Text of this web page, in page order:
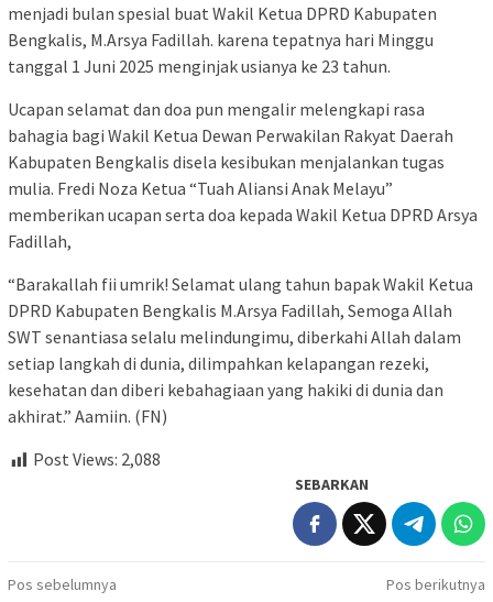
menjadi bulan spesial buat Wakil Ketua DPRD Kabupaten
Bengkalis, M.Arsya Fadillah. karena tepatnya hari Minggu
tanggal 1 Juni 2025 menginjak usianya ke 23 tahun.
Ucapan selamat dan doa pun mengalir melengkapi rasa
bahagia bagi Wakil Ketua Dewan Perwakilan Rakyat Daerah
Kabupaten Bengkalis disela kesibukan menjalankan tugas
mulia. Fredi Noza Ketua “Tuah Aliansi Anak Melayu”
memberikan ucapan serta doa kepada Wakil Ketua DPRD Arsya
Fadillah,
“Barakallah fii umrik! Selamat ulang tahun bapak Wakil Ketua
DPRD Kabupaten Bengkalis M.Arsya Fadillah, Semoga Allah
SWT senantiasa selalu melindungimu, diberkahi Allah dalam
setiap langkah di dunia, dilimpahkan kelapangan rezeki,
kesehatan dan diberi kebahagiaan yang hakiki di dunia dan
akhirat.” Aamiin. (FN)
Post Views: 2,088
SEBARKAN
Navigasi
Pos sebelumnya
Pos berikutnya